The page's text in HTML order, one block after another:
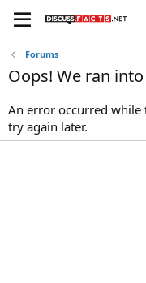
Forums
Oops! We ran
An error occurred while
try again later.